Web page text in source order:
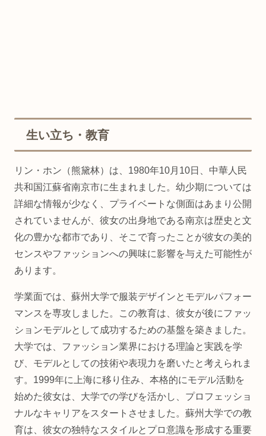
生い立ち・教育
リン・ホン（熊黛林）は、1980年10月10日、中華人民
共和国江蘇省南京市に生まれました。幼少期については
詳細な情報が少なく、プライベートな側面はあまり公開
されていませんが、彼女の出身地である南京は歴史と文
化の豊かな都市であり、そこで育ったことが彼女の美的
センスやファッションへの興味に影響を与えた可能性が
あります。
学業面では、蘇州大学で服装デザインとモデルパフォー
マンスを専攻しました。この教育は、彼女が後にファッ
ションモデルとして成功するための基盤を築きました。
大学では、ファッション業界における理論と実践を学
び、モデルとしての技術や表現力を磨いたと考えられま
す。1999年に上海に移り住み、本格的にモデル活動を
始めた彼女は、大学での学びを活かし、プロフェッショ
ナルなキャリアをスタートさせました。蘇州大学での教
育は、彼女の独特なスタイルとプロ意識を形成する重要